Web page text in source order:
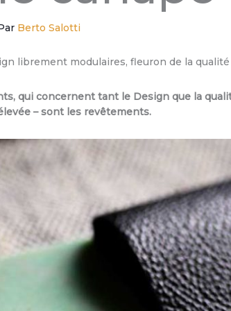
Berto Salotti
librement modulaires, fleuron de la
qui concernent tant le Design que la
– sont les revêtements.